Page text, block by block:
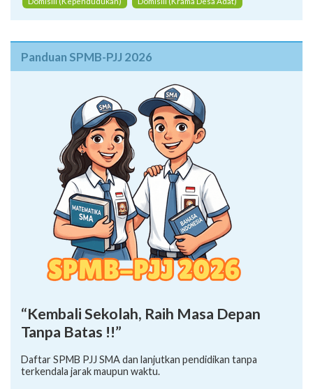
Domisili (Kependudukan)
Domisili (Krama Desa Adat)
Panduan SPMB-PJJ 2026
“Kembali Sekolah, Raih Masa Depan
Tanpa Batas !!”
Daftar SPMB PJJ SMA dan lanjutkan pendidikan tanpa
terkendala jarak maupun waktu.